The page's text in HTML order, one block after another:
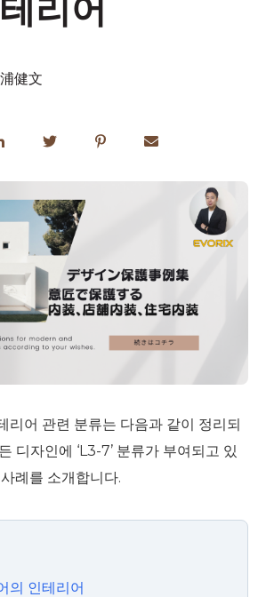
리어
健文
리어 관련 분류는 다음과 같이 정리되
디자인에 ‘L3-7’ 분류가 부여되고 있
례를 소개합니다.
의 인테리어